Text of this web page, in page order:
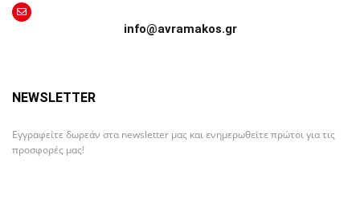
info@avramakos.gr
NEWSLETTER
Εγγραφείτε δωρεάν στα newsletter μας και ενημερωθείτε πρώτοι για τις
προσφορές μας!